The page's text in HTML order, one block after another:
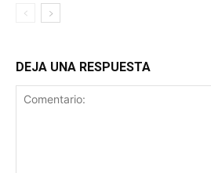
DEJA UNA RESPUESTA